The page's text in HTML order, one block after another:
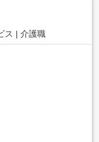
ス | 介護職